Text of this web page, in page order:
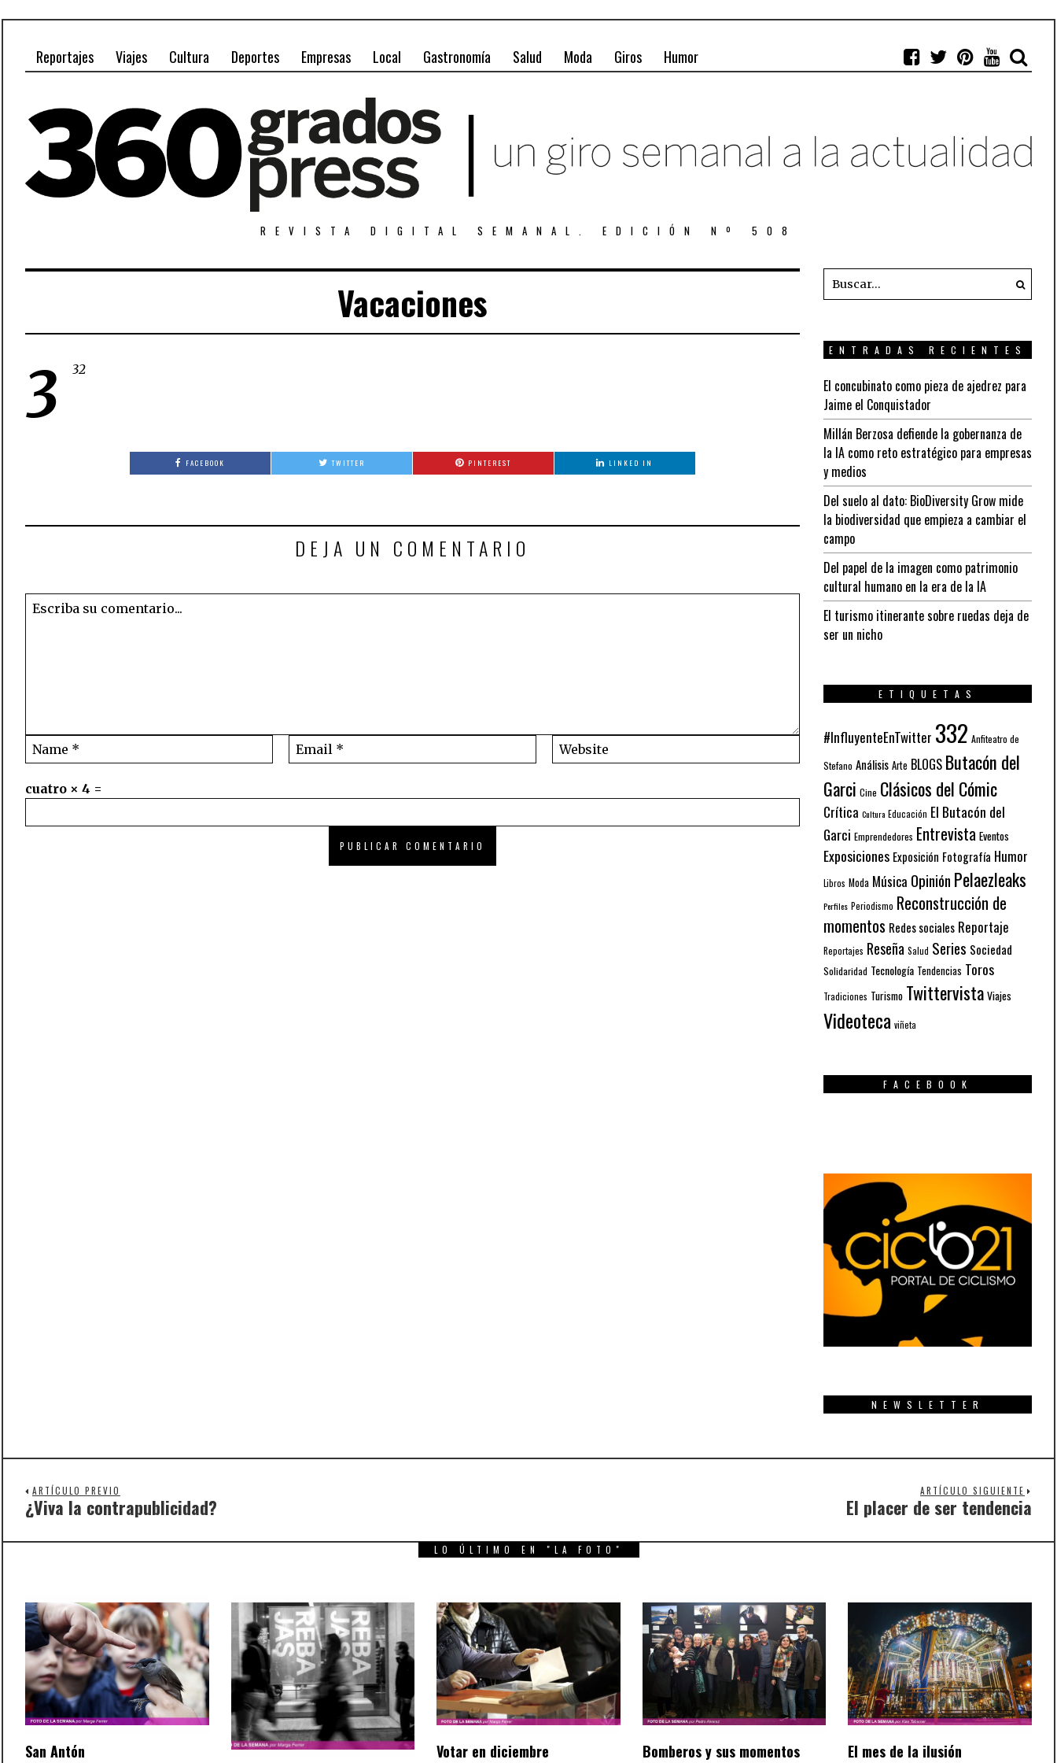
Reportajes Viajes Cultura Deportes Empresas Local Gastronomía Salud Moda Giros Humor
REVISTA DIGITAL SEMANAL. EDICIÓN Nº 508
Vacaciones
3 32
FACEBOOK TWITTER PINTEREST LINKED IN
DEJA UN COMENTARIO
cuatro × 4 =
ENTRADAS RECIENTES
El concubinato como pieza de ajedrez para
Jaime el Conquistador
Millán Berzosa defiende la gobernanza de
la IA como reto estratégico para empresas
y medios
Del suelo al dato: BioDiversity Grow mide
la biodiversidad que empieza a cambiar el
campo
Del papel de la imagen como patrimonio
cultural humano en la era de la IA
El turismo itinerante sobre ruedas deja de
ser un nicho
ETIQUETAS
#InfluyenteEnTwitter 332 Anfiteatro de
Stefano Análisis Arte BLOGS Butacón del
Garci Cine Clásicos del Cómic
Crítica Cultura Educación El Butacón del
Garci Emprendedores Entrevista Eventos
Exposiciones Exposición Fotografía Humor
Libros Moda Música Opinión Pelaezleaks
Perfiles Periodismo Reconstrucción de
momentos Redes sociales Reportaje
Reportajes Reseña Salud Series Sociedad
Solidaridad Tecnología Tendencias Toros
Tradiciones Turismo Twittervista Viajes
Videoteca viñeta
FACEBOOK
NEWSLETTER
ARTÍCULO PREVIO
Previous
¿Viva la contrapublicidad?
ARTÍCULO SIGUIENTE
El placer de ser tendencia
LO ÚLTIMO EN "LA FOTO"
San Antón Votar en diciembre
Bomberos y sus momentos
El mes de la ilusión